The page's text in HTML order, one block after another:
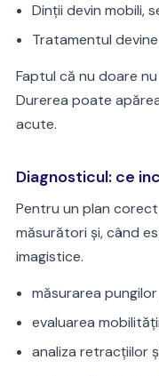
Dinții devin mobili,
Tratamentul
Faptul că nu doare
Durerea poate
acute.
Diagnosticul: ce
Pentru un plan
măsurători și, când
imagistice.
măsurarea
evaluarea
analiza retracțiilor